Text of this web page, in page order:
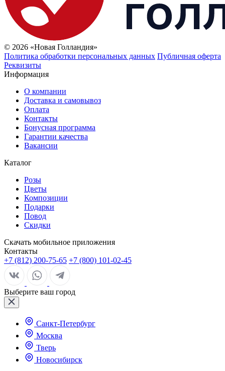
© 2026 «Новая Голландия»
Политика обработки персональных данных Публичная оферта
Реквизиты
Информация
О компании
Доставка и самовывоз
Оплата
Контакты
Бонусная программа
Гарантии качества
Вакансии
Каталог
Розы
Цветы
Композиции
Подарки
Повод
Скидки
Скачать мобильное приложения
Контакты
+7 (812) 200-75-65 +7 (800) 101-02-45
Выберите ваш город
Санкт-Петербург
Москва
Тверь
Новосибирск